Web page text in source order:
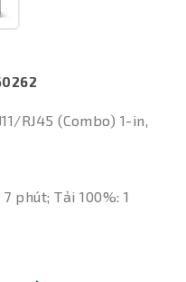
RJ45 (Combo) 1-in,
phút; Tải 100%: 1